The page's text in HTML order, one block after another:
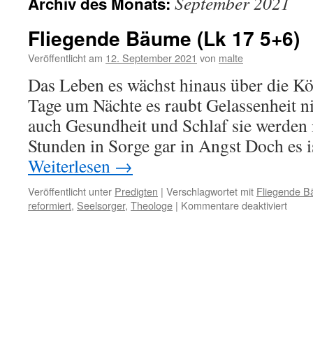
Fliegende Bäume (Lk 17 5+6)
Veröffentlicht am 12. September 2021 von malte
Das Leben es wächst hinaus über die
Tage um Nächte es raubt Gelassenheit
auch Gesundheit und Schlaf sie
Stunden in Sorge gar in Angst Doch
Weiterlesen →
Veröffentlicht unter Predigten | Verschlagwortet mit Fliegende
reformiert, Seelsorger, Theologe | Kommentare deaktiviertfür